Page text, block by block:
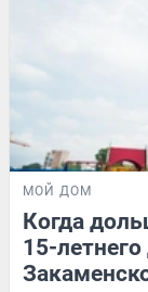
МОЙ ДОМ
Когда
15-